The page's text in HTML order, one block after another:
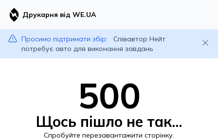
Друкарня від WE.UA
Просимо підтримати збір:
Співавтор Нейт
потребує авто для виконання завдань
500
Щось пішло не так...
Спробуйте перезавантажити сторінку.